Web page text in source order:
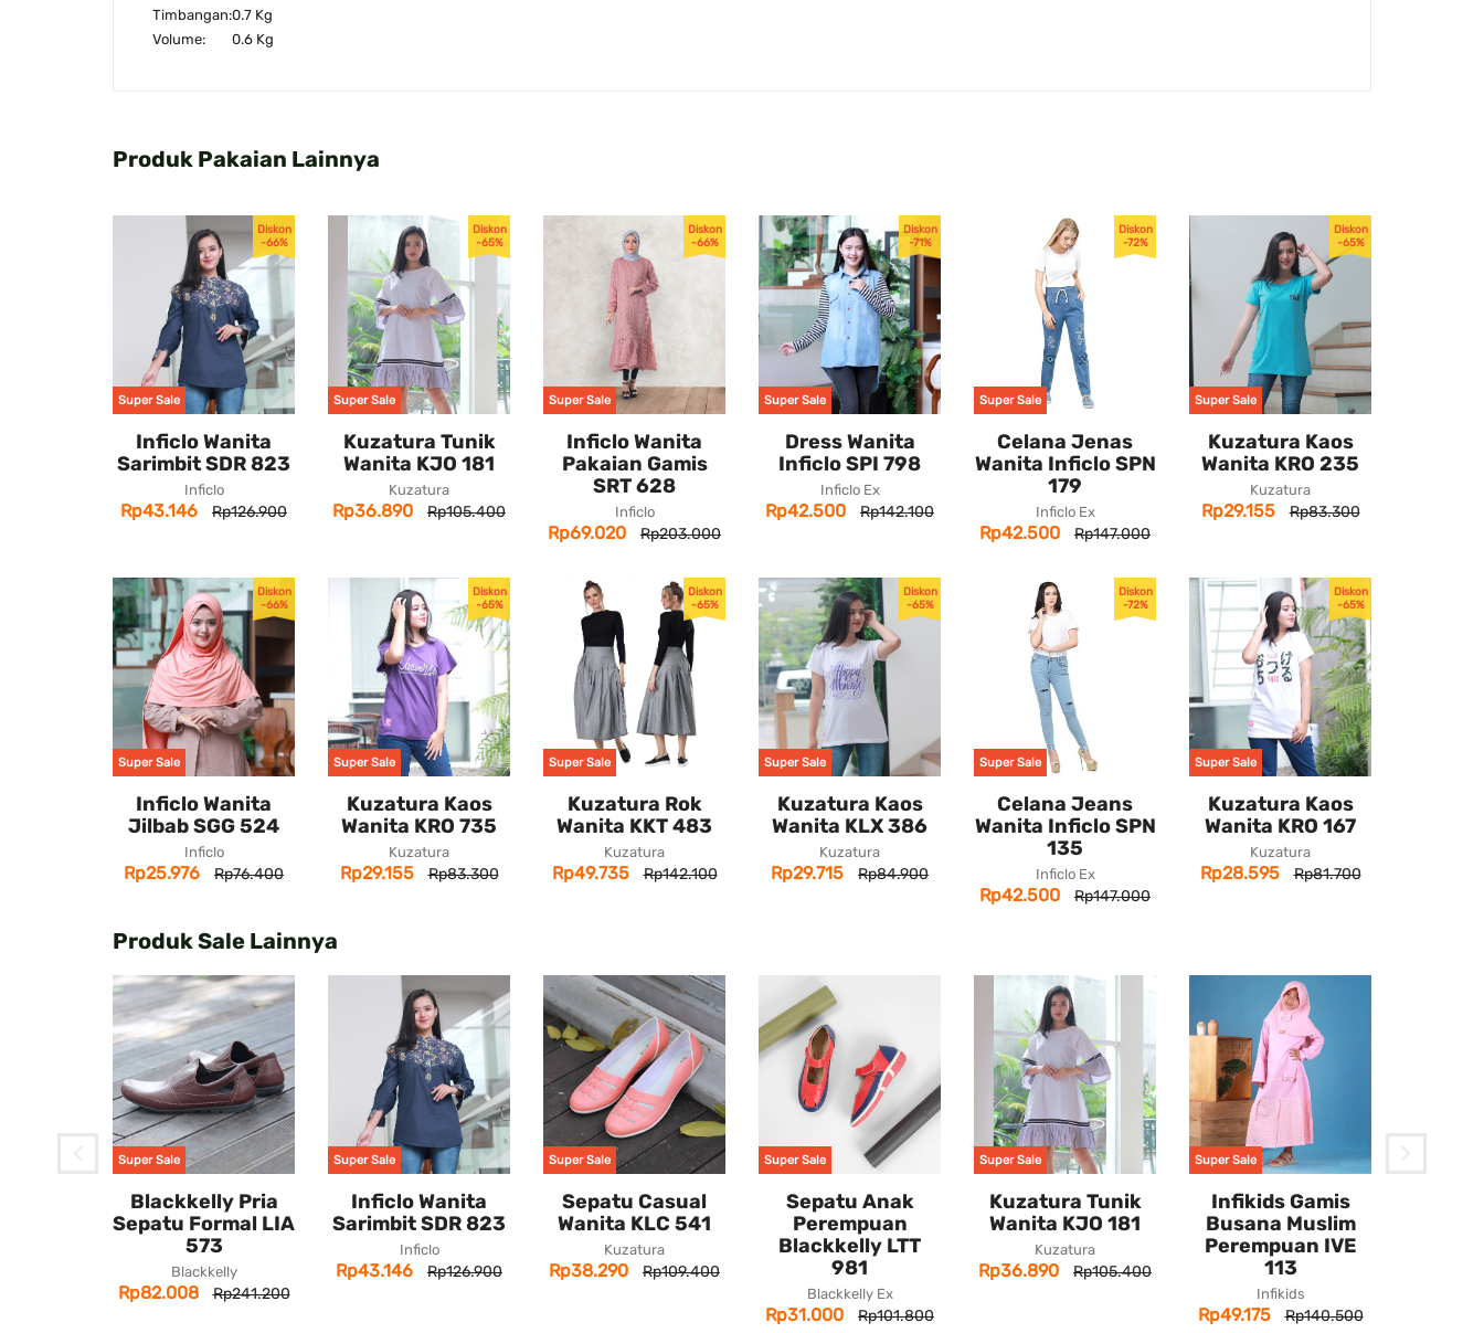
Timbangan:0.7 Kg
Volume:
0.6 Kg
Produk Pakaian Lainnya
Diskon
-66%
Super Sale
Inficlo Wanita
Sarimbit SDR 823
Inficlo
Rp43.146 Rp126.900
Diskon
-65%
Super Sale
Kuzatura Tunik
Wanita KJO 181
Kuzatura
Rp36.890 Rp105.400
Diskon
-66%
Super Sale
Inficlo Wanita
Pakaian Gamis
SRT 628
Inficlo
Rp69.020 Rp203.000
Diskon
-71%
Super Sale
Dress Wanita
Inficlo SPI 798
Inficlo Ex
Rp42.500 Rp142.100
Diskon
-72%
Super Sale
Celana Jenas
Wanita Inficlo SPN
179
Inficlo Ex
Rp42.500 Rp147.000
Diskon
-65%
Super Sale
Kuzatura Kaos
Wanita KRO 235
Kuzatura
Rp29.155 Rp83.300
Diskon
-66%
Super Sale
Inficlo Wanita
Jilbab SGG 524
Inficlo
Rp25.976 Rp76.400
Diskon
-65%
Super Sale
Kuzatura Kaos
Wanita KRO 735
Kuzatura
Rp29.155 Rp83.300
Diskon
-65%
Super Sale
Kuzatura Rok
Wanita KKT 483
Kuzatura
Rp49.735 Rp142.100
Diskon
-65%
Super Sale
Kuzatura Kaos
Wanita KLX 386
Kuzatura
Rp29.715 Rp84.900
Diskon
-72%
Super Sale
Celana Jeans
Wanita Inficlo SPN
135
Inficlo Ex
Rp42.500 Rp147.000
Diskon
-65%
Super Sale
Kuzatura Kaos
Wanita KRO 167
Kuzatura
Rp28.595 Rp81.700
Produk Sale Lainnya
Super Sale
Blackkelly Pria
Sepatu Formal LIA
573
Blackkelly
Rp82.008 Rp241.200
Super Sale
Inficlo Wanita
Sarimbit SDR 823
Inficlo
Rp43.146 Rp126.900
Super Sale
Sepatu Casual
Wanita KLC 541
Kuzatura
Rp38.290 Rp109.400
Super Sale
Sepatu Anak
Perempuan
Blackkelly LTT
981
Blackkelly Ex
Rp31.000 Rp101.800
Super Sale
Kuzatura Tunik
Wanita KJO 181
Kuzatura
Rp36.890 Rp105.400
Super Sale
Infikids Gamis
Busana Muslim
Perempuan IVE
113
Infikids
Rp49.175 Rp140.500